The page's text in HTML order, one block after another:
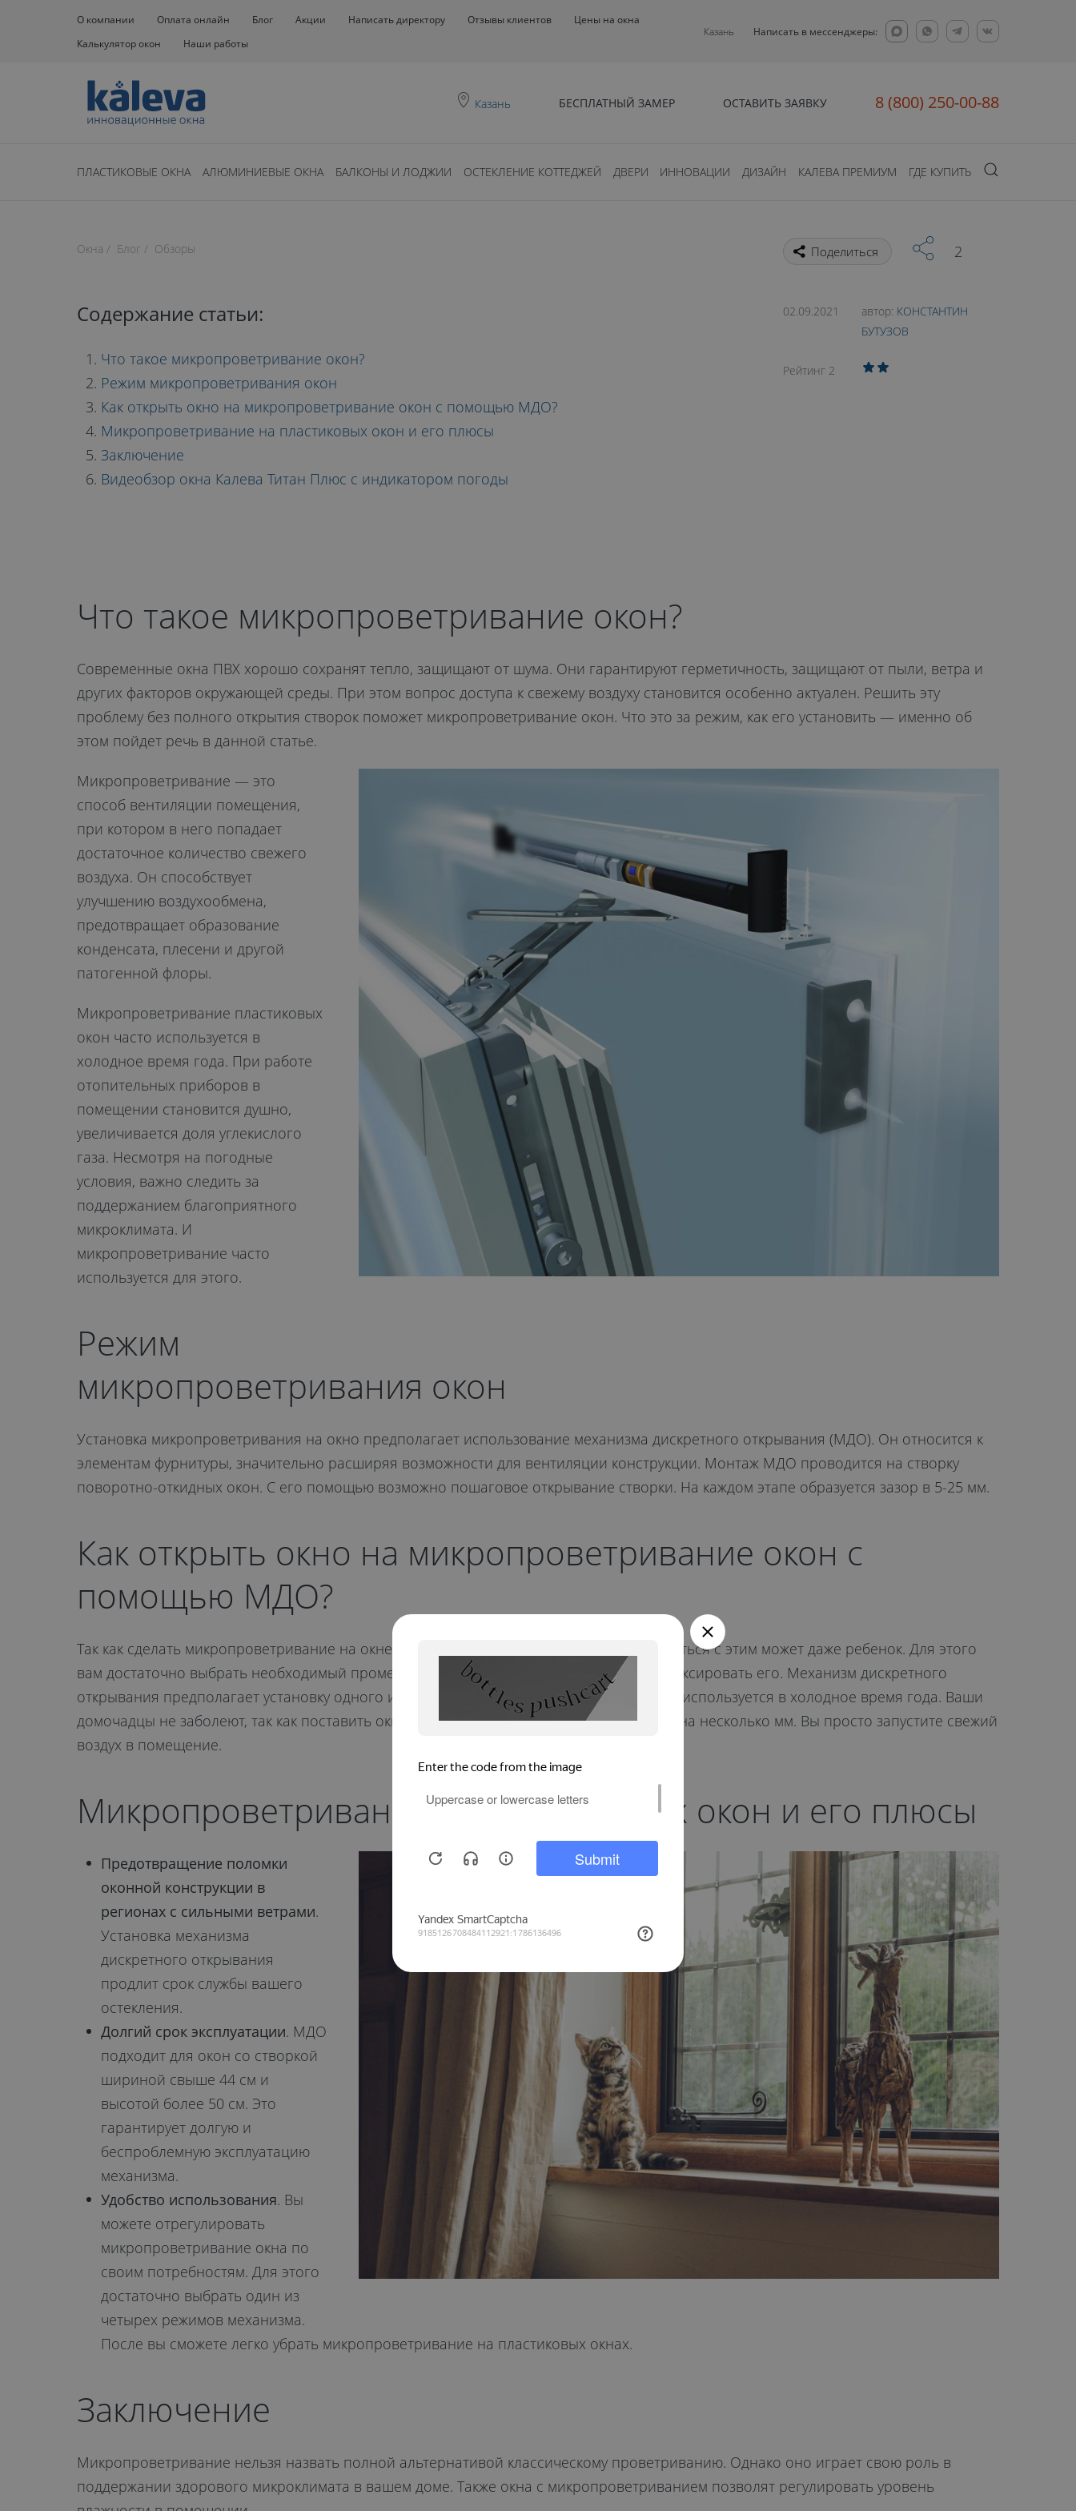
О компании Оплата онлайн Блог Акции Написать директору Отзывы клиентов
Цены на окна
Калькулятор окон
Наши работы
Казань Написать в мессенджеры:
Казань БЕСПЛАТНЫЙ ЗАМЕР ОСТАВИТЬ ЗАЯВКУ 8 (800) 250-00-88
ПЛАСТИКОВЫЕ ОКНА АЛЮМИНИЕВЫЕ ОКНА БАЛКОНЫ И ЛОДЖИИ ОСТЕКЛЕНИЕ КОТТЕДЖЕЙ ДВЕРИ ИННОВАЦИИ ДИЗАЙН КАЛЕВА ПРЕМИУМ ГДЕ КУПИТЬ
время чтения: 14 минут
МИКРОПРОВЕТРИВАНИЕ
ОКОН
Окна Блог Обзоры Поделиться 2
Содержание статьи:
Что такое микропроветривание окон?
Режим микропроветривания окон
Как открыть окно на микропроветривание окон с помощью МДО?
Микропроветривание на пластиковых окон и его плюсы
Заключение
Видеобзор окна Калева Титан Плюс с индикатором погоды
02.09.2021 автор: КОНСТАНТИН
БУТУЗОВ
Рейтинг 2
Что такое микропроветривание окон?
Современные окна ПВХ хорошо сохранят тепло, защищают от шума. Они гарантируют герметичность, защищают от пыли, ветра и
других факторов окружающей среды. При этом вопрос доступа к свежему воздуху становится особенно актуален. Решить эту
проблему без полного открытия створок поможет микропроветривание окон. Что это за режим, как его установить — именно об
этом пойдет речь в данной статье.
Микропроветривание — это
способ вентиляции помещения,
при котором в него попадает
достаточное количество свежего
воздуха. Он способствует
улучшению воздухообмена,
предотвращает образование
конденсата, плесени и другой
патогенной флоры.
Микропроветривание пластиковых
окон часто используется в
холодное время года. При работе
отопительных приборов в
помещении становится душно,
увеличивается доля углекислого
газа. Несмотря на погодные
условия, важно следить за
поддержанием благоприятного
микроклимата. И
микропроветривание часто
используется для этого.
Режим
микропроветривания окон
Установка микропроветривания на окно предполагает использование механизма дискретного открывания (МДО). Он относится к
элементам фурнитуры, значительно расширяя возможности для вентиляции конструкции. Монтаж МДО проводится на створку
поворотно-откидных окон. С его помощью возможно пошаговое открывание створки. На каждом этапе образуется зазор в 5-25 мм.
Как открыть окно на микропроветривание окон с
помощью МДО?
Так как сделать микропроветривание на окне легко из-за простой конструкции, справиться с этим может даже ребенок. Для этого
вам достаточно выбрать необходимый промежуток откидывания створки, а после зафиксировать его. Механизм дискретного
открывания предполагает установку одного из 4 положений. Например, первый часто используется в холодное время года. Ваши
домочадцы не заболеют, так как поставить окно на микропроветривание смогут всего на несколько мм. Вы просто запустите свежий
воздух в помещение.
Микропроветривание на пластиковых окон и его плюсы
Предотвращение поломки
оконной конструкции в
регионах с сильными ветрами.
Установка механизма
дискретного открывания
продлит срок службы вашего
остекления.
Долгий срок эксплуатации. МДО
подходит для окон со створкой
шириной свыше 44 см и
высотой более 50 см. Это
гарантирует долгую и
беспроблемную эксплуатацию
механизма.
Удобство использования. Вы
можете отрегулировать
микропроветривание окна по
своим потребностям. Для этого
достаточно выбрать один из
четырех режимов механизма.
После вы сможете легко убрать микропроветривание на пластиковых окнах.
Заключение
Микропроветривание нельзя назвать полной альтернативой классическому проветриванию. Однако оно играет свою роль в
поддержании здорового микроклимата в вашем доме. Также окна с микропроветриванием позволят регулировать уровень